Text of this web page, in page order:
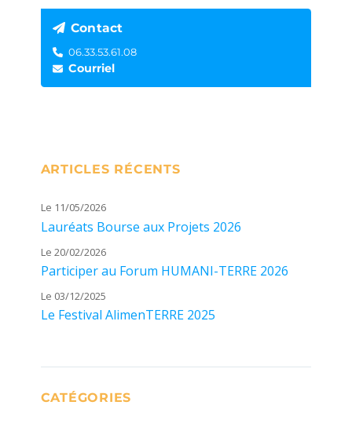
Contact
06.33.53.61.08
Courriel
ARTICLES RÉCENTS
Le 11/05/2026
Lauréats Bourse aux Projets 2026
Le 20/02/2026
Participer au Forum HUMANI-TERRE 2026
Le 03/12/2025
Le Festival AlimenTERRE 2025
CATÉGORIES